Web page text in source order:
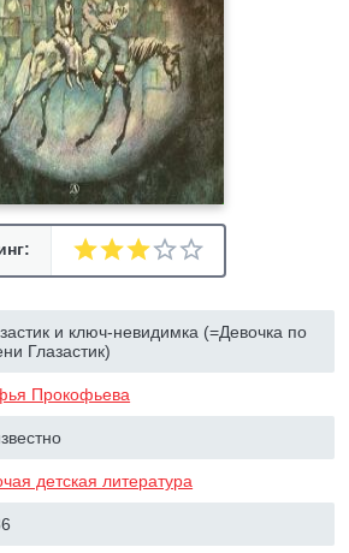
и ключ-невидимка (=Девочка по
Глазастик)
Прокофьева
детская литература